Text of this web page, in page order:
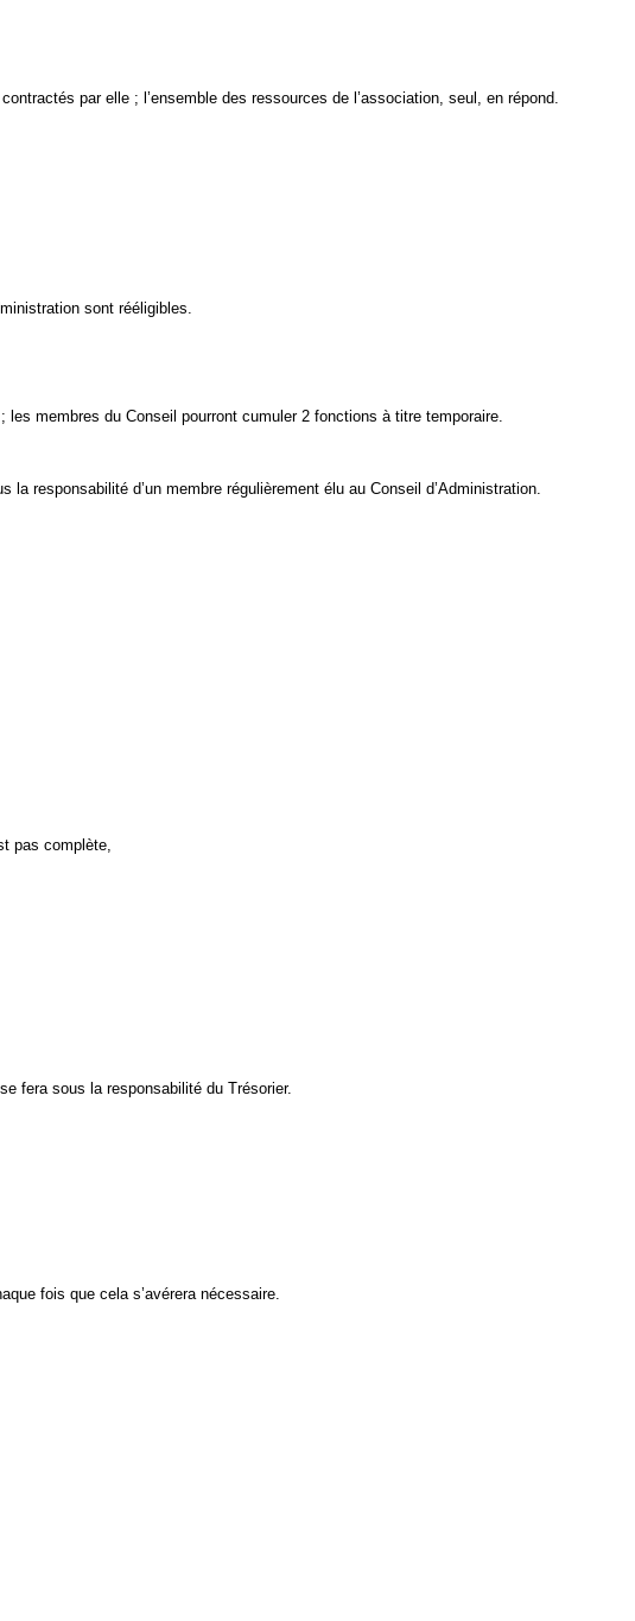
par elle ; l’ensemble des ressources de l’association, seul, en répond.
sont rééligibles.
membres du Conseil pourront cumuler 2 fonctions à titre temporaire.
responsabilité d’un membre régulièrement élu au Conseil d’Administration.
pas complète,
fera sous la responsabilité du Trésorier.
fois que cela s’avérera nécessaire.